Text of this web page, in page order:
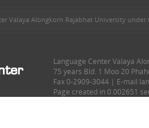
Valaya Alongkorn Rajabhat University
Language Center Valaya
75 years Bld. 1 Moo 20
Fax 0-2909-3044 | E-mail
Page created in 0.002651